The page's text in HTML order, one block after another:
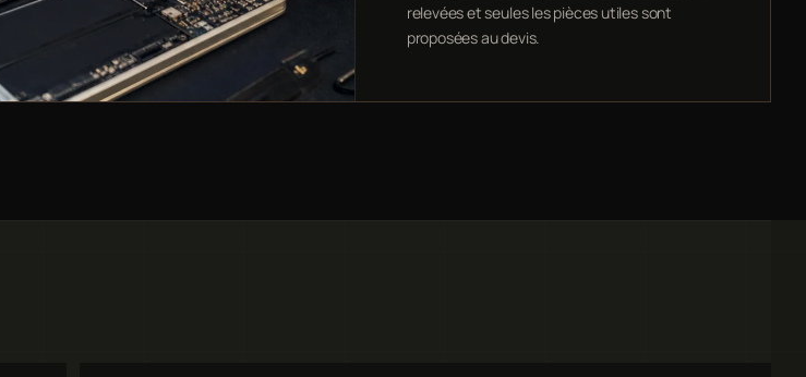
relevées et seules les pièces utiles sont
proposées au devis.